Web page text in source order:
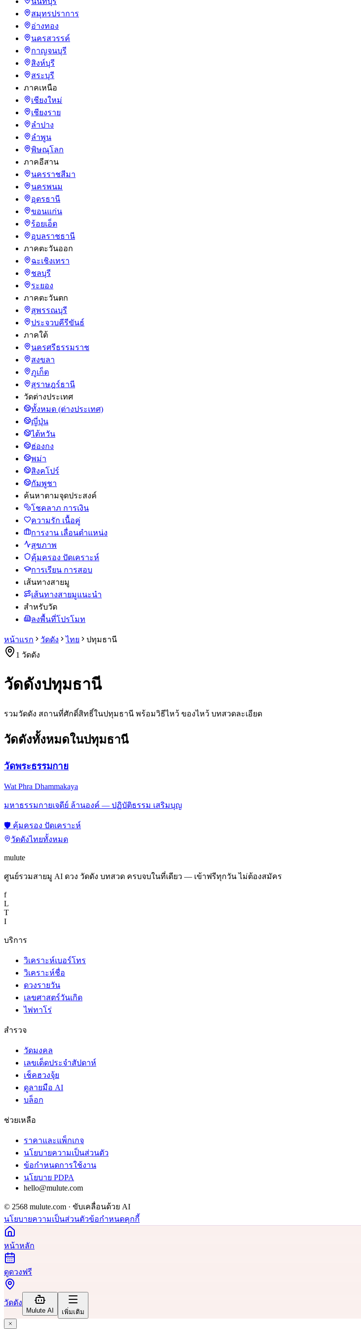
สมุทรปราการ
อ่างทอง
นครสวรรค์
กาญจนบุรี
สิงห์บุรี
สระบุรี
ภาคเหนือ
เชียงใหม่
เชียงราย
ลำปาง
ลำพูน
พิษณุโลก
ภาคอีสาน
นครราชสีมา
นครพนม
อุดรธานี
ขอนแก่น
ร้อยเอ็ด
อุบลราชธานี
ภาคตะวันออก
ฉะเชิงเทรา
ชลบุรี
ระยอง
ภาคตะวันตก
สุพรรณบุรี
ประจวบคีรีขันธ์
ภาคใต้
นครศรีธรรมราช
สงขลา
ภูเก็ต
สุราษฎร์ธานี
วัดต่างประเทศ
ทั้งหมด (ต่างประเทศ)
ญี่ปุ่น
ไต้หวัน
ฮ่องกง
พม่า
สิงคโปร์
กัมพูชา
ค้นหาตามจุดประสงค์
โชคลาภ การเงิน
ความรัก เนื้อคู่
การงาน เลื่อนตำแหน่ง
สุขภาพ
คุ้มครอง ปัดเคราะห์
การเรียน การสอบ
เส้นทางสายมู
เส้นทางสายมูแนะนำ
สำหรับวัด
ลงพื้นที่โปรโมท
หน้าแรก วัดดัง ไทย
ปทุมธานี
1 วัดดัง
วัดดังปทุมธานี
รวมวัดดัง สถานที่ศักดิ์สิทธิ์ในปทุมธานี พร้อมวิธีไหว้ ของไหว้ บทสวดละเอียด
วัดดังทั้งหมดในปทุมธานี
วัดพระธรรมกาย
Wat Phra Dhammakaya
มหาธรรมกายเจดีย์ ล้านองค์ — ปฏิบัติธรรม เสริมบุญ
🛡️ คุ้มครอง ปัดเคราะห์
วัดดังไทยทั้งหมด
mulute
ศูนย์รวมสายมู AI ดวง วัดดัง บทสวด ครบจบในที่เดียว — เข้าฟรีทุกวัน ไม่ต้องสมัคร
f
L
T
I
บริการ
วิเคราะห์เบอร์โทร
วิเคราะห์ชื่อ
ดวงรายวัน
เลขศาสตร์วันเกิด
ไพ่ทาโร่
สำรวจ
วัดมงคล
เลขเด็ดประจำสัปดาห์
เช็คฮวงจุ้ย
ดูลายมือ AI
บล็อก
ช่วยเหลือ
ราคาและแพ็กเกจ
นโยบายความเป็นส่วนตัว
ข้อกำหนดการใช้งาน
นโยบาย PDPA
hello@mulute.com
© 2568 mulute.com · ขับเคลื่อนด้วย AI
นโยบายความเป็นส่วนตัวข้อกำหนดคุกกี้
หน้าหลัก
ดูดวงฟรี
วัดดัง
Mulute AI เพิ่มเติม